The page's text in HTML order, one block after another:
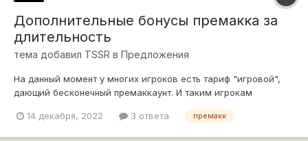
Дополнительные бонусы премакка за
длительность
тема добавил TSSR в Предложения
На данный момент у многих игроков есть тариф "игровой",
дающий бесконечный премаккаунт. И таким игрокам
никакой пользы не приносят, они просто копятся и никак не
14 декабря, 2022 3 ответа премакк